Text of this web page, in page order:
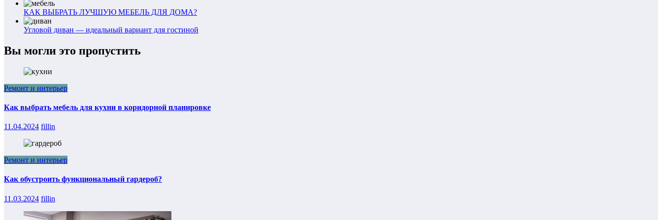
КАК ВЫБРАТЬ ЛУЧШУЮ МЕБЕЛЬ ДЛЯ ДОМА?
Угловой диван — идеальный вариант для гостиной
Вы могли это пропустить
Ремонт и интерьер
Как выбрать мебель для кухни в коридорной планировке
11.04.2024 fillin
Ремонт и интерьер
Как обустроить функциональный гардероб?
11.03.2024 fillin